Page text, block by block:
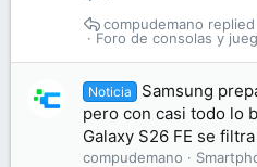
Foro de consolas y
compudemano
Noticia
Samsung
pero con casi todo lo
Galaxy S26 FE se filtra
compudemano